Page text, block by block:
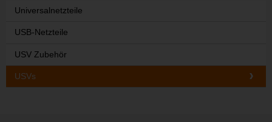
Universalnetzteile
USB-Netzteile
USV Zubehör
USVs